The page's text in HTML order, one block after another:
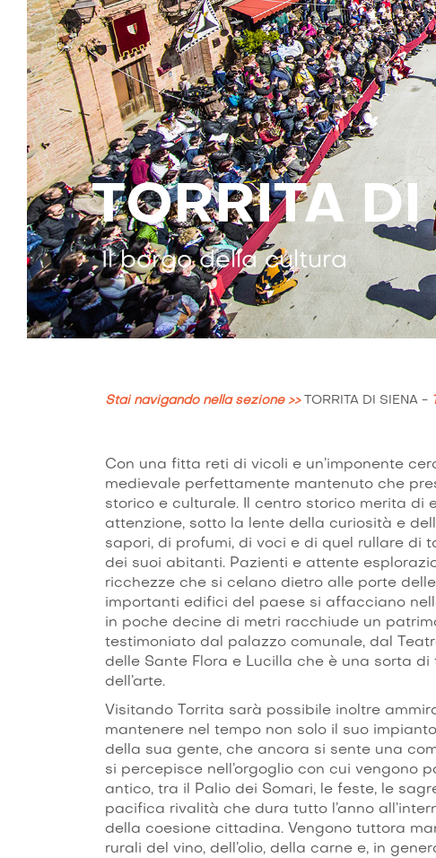
TORRITA DI
Il borgo della cultura
Stai navigando nella sezione >> TORRITA DI SIENA -
Con una fitta reti di vicoli e un’imponente
medievale perfettamente mantenuto che
storico e culturale. Il centro storico merita di
attenzione, sotto la lente della curiosità e
sapori, di profumi, di voci e di quel rullare di
dei suoi abitanti. Pazienti e attente
ricchezze che si celano dietro alle porte
importanti edifici del paese si affacciano
in poche decine di metri racchiude un
testimoniato dal palazzo comunale, dal
delle Sante Flora e Lucilla che è una sorta
dell’arte.
Visitando Torrita sarà possibile inoltre
mantenere nel tempo non solo il suo
della sua gente, che ancora si sente una
si percepisce nell’orgoglio con cui vengono
antico, tra il Palio dei Somari, le feste, le
pacifica rivalità che dura tutto l’anno
della coesione cittadina. Vengono tuttora
rurali del vino, dell’olio, della carne e, in